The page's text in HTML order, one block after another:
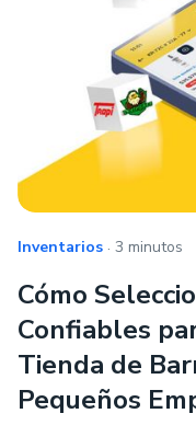
Inventarios . 3 minutos
Cómo
Confiables
Tienda de
Pequeños